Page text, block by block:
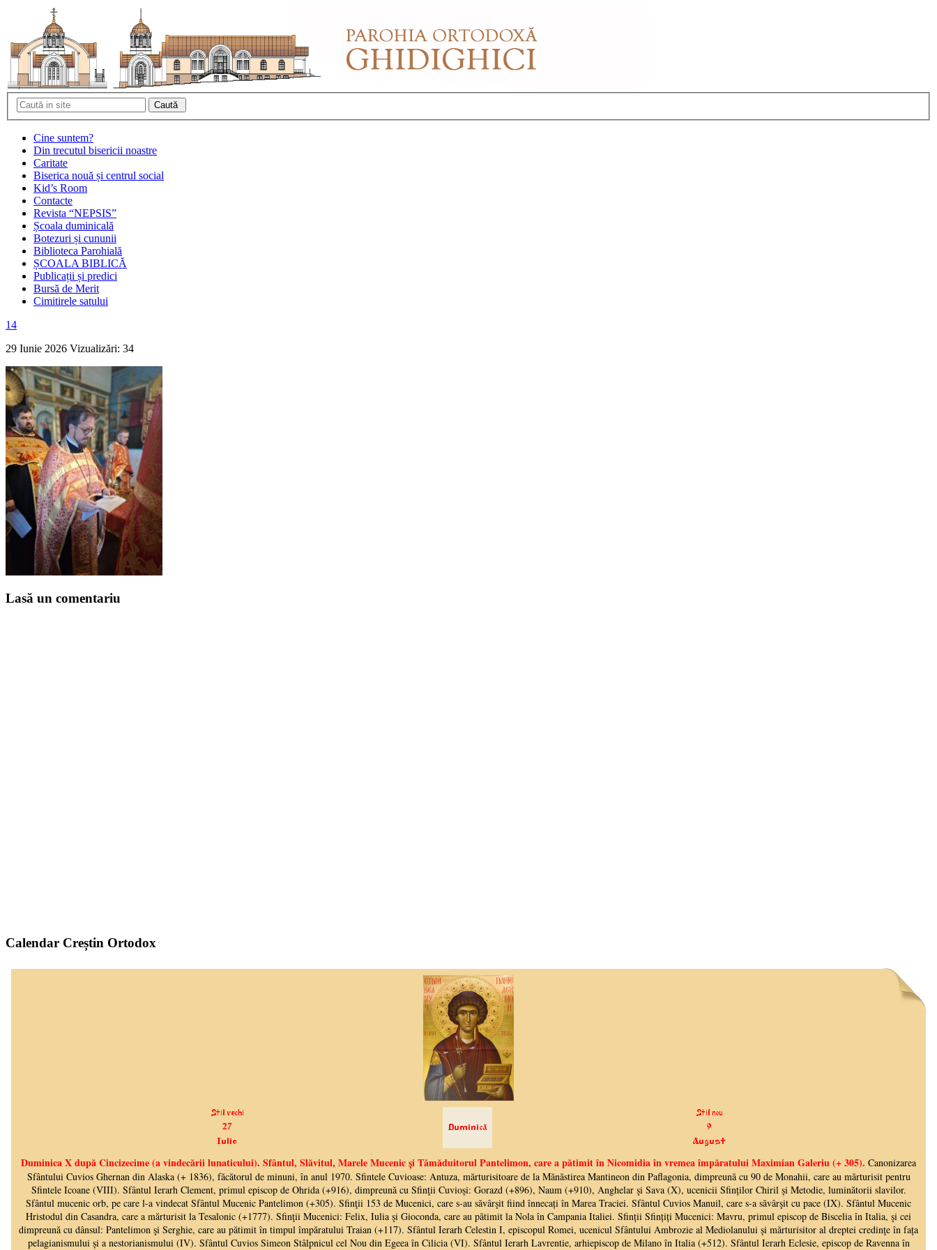
Cine suntem?
Din trecutul bisericii noastre
Caritate
Biserica nouă și centrul social
Kid’s Room
Contacte
Revista “NEPSIS”
Școala duminicală
Botezuri și cununii
Biblioteca Parohială
ȘCOALA BIBLICĂ
Publicații și predici
Bursă de Merit
Cimitirele satului
14
29 Iunie 2026 Vizualizări: 34
Lasă un comentariu
Calendar Creștin Ortodox